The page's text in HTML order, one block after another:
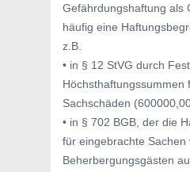
Gefährdungshaftung als
häufig eine
z.B.
• in § 12 StVG durch
Höchsthaftungssummen
Sachschäden
• in § 702 BGB, der die
für eingebrachte Sachen
Beherbergungsgästen